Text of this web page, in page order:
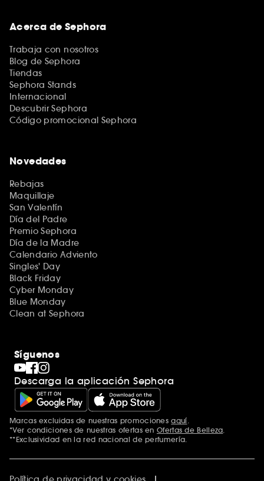
Acerca de Sephora
Trabaja con nosotros
Blog de Sephora
Tiendas
Sephora Stands
Internacional
Descubrir Sephora
Código promocional Sephora
Novedades
Rebajas
Maquillaje
San Valentín
Día del Padre
Premio Sephora
Día de la Madre
Calendario Adviento
Singles' Day
Black Friday
Cyber Monday
Blue Monday
Clean at Sephora
Síguenos
Descarga la aplicación Sephora
Marcas excluidas de nuestras promocionesaquí
*Ver condiciones de nuestras ofertas en Ofertas de Belleza
**Exclusividad en la red nacional de perfumería.